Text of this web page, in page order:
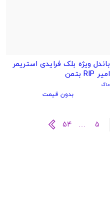
باندل ویژه بلک فرایدی استریمر
امیر RIP بتمن
ماگ
بدون قیمت
5
…
54